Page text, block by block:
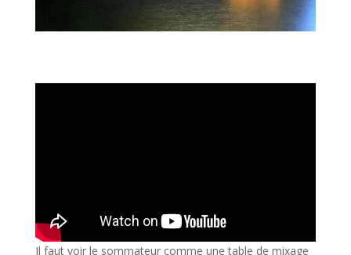
Il faut voir le sommateur comme une table de mixage